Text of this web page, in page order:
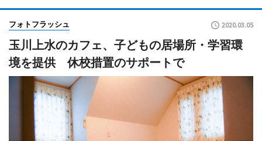
フォトフラッシュ 2020.03.05
玉川上水のカフェ、子どもの居場所・学習環
境を提供 休校措置のサポートで